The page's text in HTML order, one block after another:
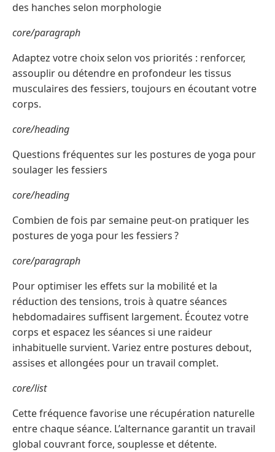
des hanches selon morphologie
core/paragraph
Adaptez votre choix selon vos priorités : renforcer,
assouplir ou détendre en profondeur les tissus
musculaires des fessiers, toujours en écoutant votre
corps.
core/heading
Questions fréquentes sur les postures de yoga pour
soulager les fessiers
core/heading
Combien de fois par semaine peut-on pratiquer les
postures de yoga pour les fessiers ?
core/paragraph
Pour optimiser les effets sur la mobilité et la
réduction des tensions, trois à quatre séances
hebdomadaires suffisent largement. Écoutez votre
corps et espacez les séances si une raideur
inhabituelle survient. Variez entre postures debout,
assises et allongées pour un travail complet.
core/list
Cette fréquence favorise une récupération naturelle
entre chaque séance. L’alternance garantit un travail
global couvrant force, souplesse et détente.